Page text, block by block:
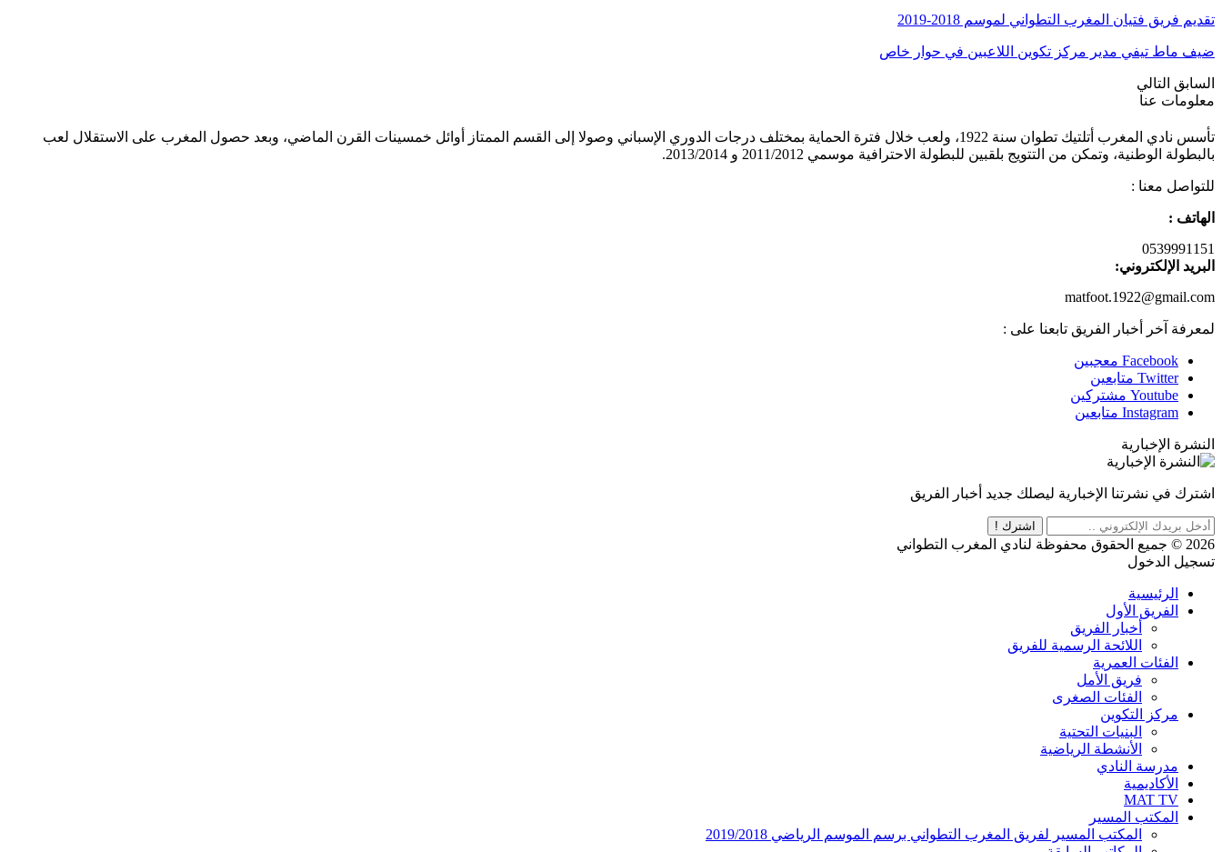
تقديم فريق فتيان المغرب التطواني لموسم 2018-2019
ضيف ماط تيفي مدير مركز تكوين اللاعبين في حوار خاص
السابق التالي
معلومات عنا
تأسس نادي المغرب أتلتيك تطوان سنة 1922، ولعب خلال فترة الحماية بمختلف درجات الدوري الإسباني وصولا إلى القسم الممتاز أوائل خمسينات القرن الماضي، وبعد حصول المغرب على الاستقلال لعب
بالبطولة الوطنية، وتمكن من التتويج بلقبين للبطولة الاحترافية موسمي 2011/2012 و 2013/2014.
للتواصل معنا :
الهاتف :
0539991151
البريد الإلكتروني:
matfoot.1922@gmail.com
لمعرفة آخر أخبار الفريق تابعنا على :
Facebook معجبين
Twitter متابعين
Youtube مشتركين
Instagram متابعين
النشرة الإخبارية
اشترك في نشرتنا الإخبارية ليصلك جديد أخبار الفريق
اشترك !
2026 © جميع الحقوق محفوظة لنادي المغرب التطواني
تسجيل الدخول
الرئيسية
الفريق الأول
أخبار الفريق
اللائحة الرسمية للفريق
الفئات العمرية
فريق الأمل
الفئات الصغرى
مركز التكوين
البنيات التحتية
الأنشطة الرياضية
مدرسة النادي
الأكاديمية
MAT TV
المكتب المسير
المكتب المسير لفريق المغرب التطواني برسم الموسم الرياضي 2019/2018